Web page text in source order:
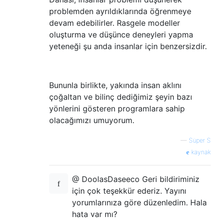
problemden ayrıldıklarında öğrenmeye
devam edebilirler. Rasgele modeller
oluşturma ve düşünce deneyleri yapma
yeteneği şu anda insanlar için benzersizdir.
Bununla birlikte, yakında insan aklını
çoğaltan ve bilinç dediğimiz şeyin bazı
yönlerini gösteren programlara sahip
olacağımızı umuyorum.
— Süper S
kaynak
@ DoolasDaseeco Geri bildiriminiz
için çok teşekkür ederiz. Yayını
yorumlarınıza göre düzenledim. Hala
hata var mı?